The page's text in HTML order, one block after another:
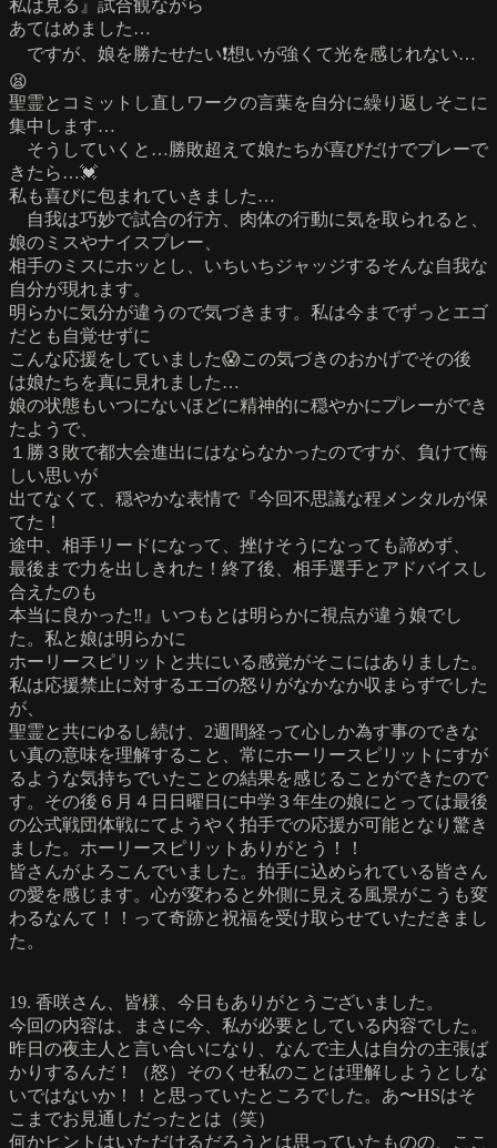
私は見る』試合観ながら
あてはめました…
ですが、娘を勝たせたい❗️想いが強くて光を感じれない…
😫
聖霊とコミットし直しワークの言葉を自分に繰り返しそこに
集中します…
そうしていくと…勝敗超えて娘たちが喜びだけでプレーで
きたら…💓
私も喜びに包まれていきました…
自我は巧妙で試合の行方、肉体の行動に気を取られると、
娘のミスやナイスプレー、
相手のミスにホッとし、いちいちジャッジするそんな自我な
自分が現れます。
明らかに気分が違うので気づきます。私は今までずっとエゴ
だとも自覚せずに
こんな応援をしていました😱この気づきのおかげでその後
は娘たちを真に見れました…
娘の状態もいつにないほどに精神的に穏やかにプレーができ
たようで、
１勝３敗で都大会進出にはならなかったのですが、負けて悔
しい思いが
出てなくて、穏やかな表情で『今回不思議な程メンタルが保
てた！
途中、相手リードになって、挫けそうになっても諦めず、
最後まで力を出しきれた！終了後、相手選手とアドバイスし
合えたのも
本当に良かった‼︎』いつもとは明らかに視点が違う娘でし
た。私と娘は明らかに
ホーリースピリットと共にいる感覚がそこにはありました。
私は応援禁止に対するエゴの怒りがなかなか収まらずでした
が、
聖霊と共にゆるし続け、2週間経って心しか為す事のできな
い真の意味を理解すること、常にホーリースピリットにすが
るような気持ちでいたことの結果を感じることができたので
す。その後６月４日日曜日に中学３年生の娘にとっては最後
の公式戦団体戦にてようやく拍手での応援が可能となり驚き
ました。ホーリースピリットありがとう！！
皆さんがよろこんでいました。拍手に込められている皆さん
の愛を感じます。心が変わると外側に見える風景がこうも変
わるなんて！！って奇跡と祝福を受け取らせていただきまし
た。
19. 香咲さん、皆様、今日もありがとうございました。
今回の内容は、まさに今、私が必要としている内容でした。
昨日の夜主人と言い合いになり、なんで主人は自分の主張ば
かりするんだ！（怒）そのくせ私のことは理解しようとしな
いではないか！！と思っていたところでした。あ〜HSはそ
こまでお見通しだったとは（笑）
何かヒントはいただけるだろうとは思っていたものの、ここ